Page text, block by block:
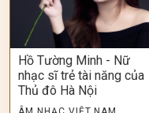
Hồ Tường Minh - Nữ
nhạc sĩ trẻ tài năng của
Thủ đô Hà Nội